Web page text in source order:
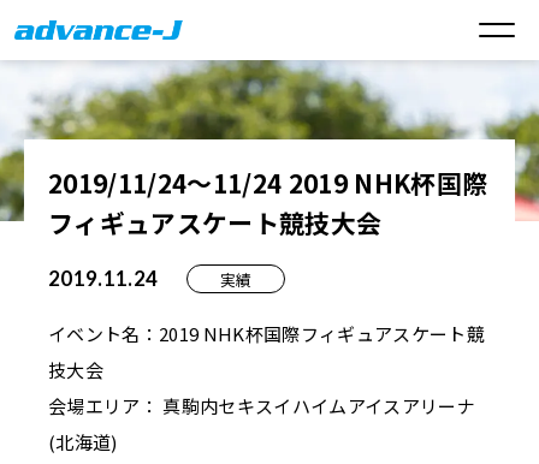
2019/11/24～11/24 2019 NHK杯国際
フィギュアスケート競技大会
2019.11.24 実績
イベント名：2019 NHK杯国際フィギュアスケート競
技大会
会場エリア： 真駒内セキスイハイムアイスアリーナ
(北海道)